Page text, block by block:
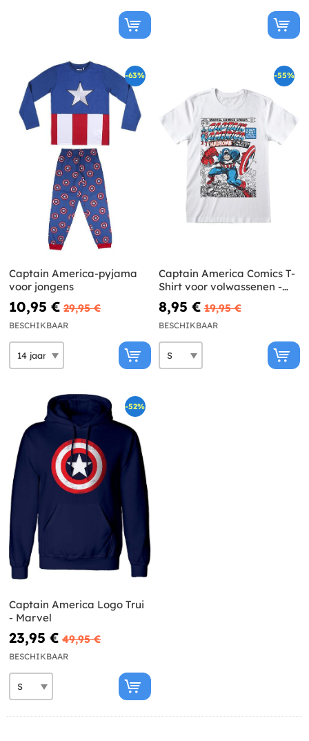
-63%
Captain America-pyjama
voor jongens
10,95 € 29,95 €
BESCHIKBAAR
-55%
Captain America Comics T-
Shirt voor volwassenen -
Marvel
8,95 € 19,95 €
BESCHIKBAAR
-52%
Captain America Logo Trui
- Marvel
23,95 € 49,95 €
BESCHIKBAAR